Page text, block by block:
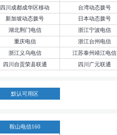
四川成都成华区移动
台湾动态拨号
新加坡动态拨号
日本动态拨号
湖北荆门电信
浙江宁波电信
重庆电信
浙江台州电信
浙江义乌电信
江苏泰州靖江电信
四川自贡荣县联通
四川广元联通
默认可用区
鞍山电信160